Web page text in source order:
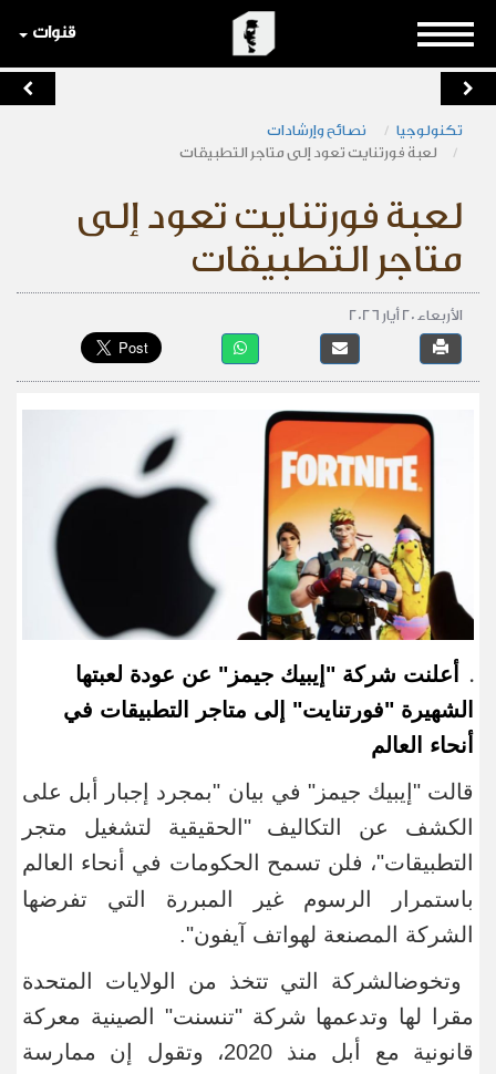
قنوات
تكنولوجيا
نصائح وإرشادات
لعبة فورتنايت تعود إلى متاجر التطبيقات
لعبة فورتنايت تعود إلى
متاجر التطبيقات
الأربعاء 20 أيار 2026
. أعلنت شركة "إيبيك جيمز " عن عودة لعبتها
الشهيرة "فورتنايت"
إلى متاجر التطبيقات ​في
أنحاء العالم
قالت "إيبيك جيمز" في بيان "بمجرد ​إجبار أبل على
الكشف عن ​التكاليف "الحقيقية لتشغيل متجر
التطبيقات"، فلن تسمح الحكومات في أنحاء العالم
باستمرار الرسوم غير ​المبررة التي تفرضها
الشركة المصنعة لهواتف آيفون".
وتخوض​الشركة التي تتخذ من الولايات المتحدة
مقرا لها وتدعمها شركة "تنسنت"
الصينية معركة
قانونية مع أبل منذ 2020، ​وتقول إن ممارسة